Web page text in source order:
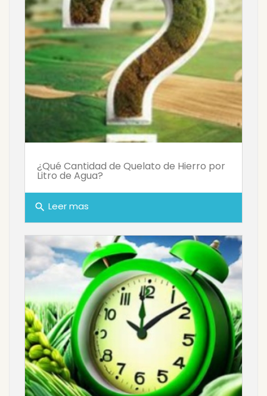
¿Qué Cantidad de Quelato de Hierro por
Litro de Agua?
search Leer mas